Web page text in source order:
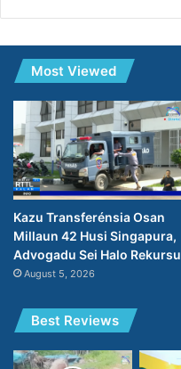
Most Viewed
Kazu Transferénsia Osan
Millaun 42 Husi Singapura,
Advogadu Sei Halo Rekursu
August 5, 2026
Best Reviews